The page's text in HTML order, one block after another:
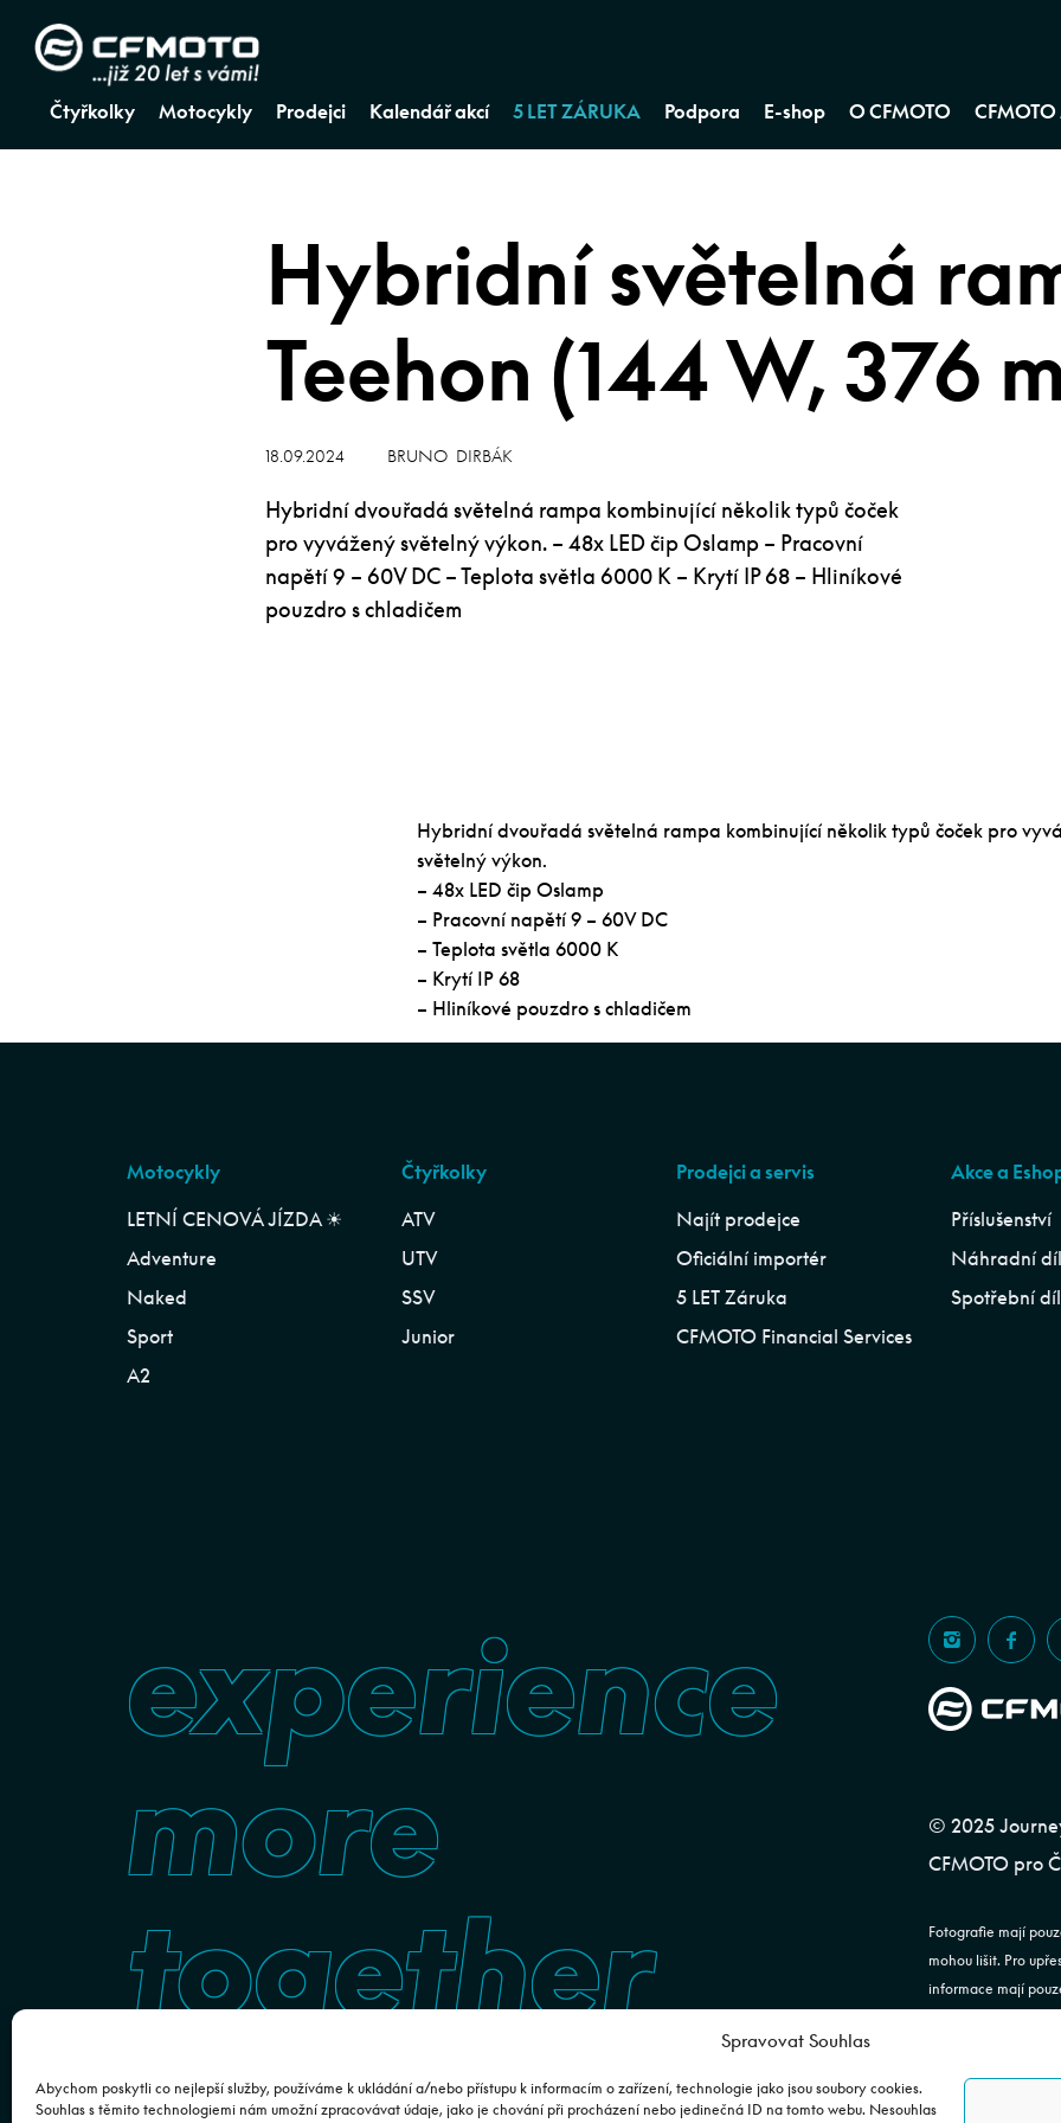
Spravovat Souhlas
Abychom poskytli co nejlepší služby, používáme k ukládání a/nebo přístupu k informacím o zařízení, technologie jako jsou soubory cookies.
Souhlas s těmito technologiemi nám umožní zpracovávat údaje, jako je chování při procházení nebo jedinečná ID na tomto webu. Nesouhlas
Čtyřkolky Motocykly Prodejci Kalendář akcí 5 LET ZÁRUKA Podpora E-shop O CFMOTO
Hybridní světelná
Teehon (144 W, 376
18.09.2024 BRUNO DIRBÁK
Hybridní dvouřadá světelná rampa kombinující několik typů čoček
pro vyvážený světelný výkon. – 48x LED čip Oslamp – Pracovní
napětí 9 – 60V DC – Teplota světla 6000 K – Krytí IP 68 – Hliníkové
pouzdro s chladičem
Hybridní dvouřadá světelná rampa kombinující několik typů čoček pro
světelný výkon.
– 48x LED čip Oslamp
– Pracovní napětí 9 – 60V DC
– Teplota světla 6000 K
– Krytí IP 68
– Hliníkové pouzdro s chladičem
Motocykly
LETNÍ CENOVÁ JÍZDA ☀︎
Adventure
Naked
Sport
A2
Čtyřkolky
ATV
UTV
SSV
Junior
Prodejci a servis
Najít prodejce
Oficiální importér
5 LET Záruka
CFMOTO Financial Services
Akce a
Příslušenství
Náhradní
Spotřební
experience
more
together
© 2025
CFMOTO pro
Fotografie mají
mohou lišit. Pro
informace mají